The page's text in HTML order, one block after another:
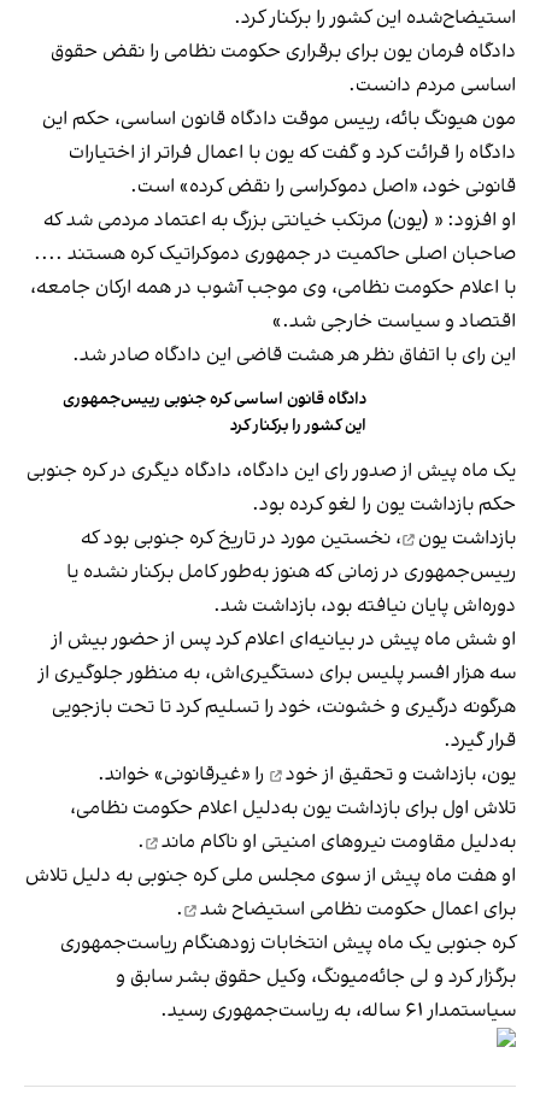
استیضاح‌شده این کشور را برکنار کرد.
دادگاه فرمان یون برای برقراری حکومت نظامی را نقض حقوق
اساسی مردم دانست.
مون هیونگ بائه، رییس موقت دادگاه قانون اساسی، حکم این
دادگاه را قرائت کرد و گفت که یون با اعمال فراتر از اختیارات
قانونی خود، «اصل دموکراسی را نقض کرده» است.
او افزود: « (یون) مرتکب خیانتی بزرگ به اعتماد مردمی شد که
صاحبان اصلی حاکمیت در جمهوری دموکراتیک کره هستند ....
با اعلام حکومت نظامی، وی موجب آشوب در همه ارکان جامعه،
اقتصاد و سیاست خارجی شد.»
این رای با اتفاق‌ نظر هر هشت قاضی این دادگاه صادر شد.
دادگاه قانون اساسی کره جنوبی رییس‌جمهوری
این کشور را برکنار کرد
یک ماه پیش از صدور رای این دادگاه، دادگاه دیگری در کره جنوبی
حکم بازداشت یون را لغو کرده بود.
بازداشت یون
، نخستین مورد در تاریخ کره جنوبی بود که
رییس‌جمهوری در زمانی که هنوز به‌طور کامل برکنار نشده یا
دوره‌اش پایان نیافته بود، بازداشت شد.
او شش ماه پیش در بیانیه‌ای اعلام کرد پس از حضور بیش از
سه هزار افسر پلیس برای دستگیری‌اش، به منظور جلوگیری از
هرگونه درگیری و خشونت، خود را تسلیم کرد تا تحت بازجویی
قرار گیرد.
یون، بازداشت و تحقیق از خود
را «غیرقانونی» خواند.
تلاش اول برای بازداشت یون به‌دلیل اعلام حکومت نظامی،
به‌دلیل مقاومت نیروهای امنیتی اوناکام ماند
.
او هفت ماه پیش از سوی مجلس ملی کره جنوبی به دلیل تلاش
برای اعمال حکومت نظامی استیضاح شد
.
کره جنوبی یک ماه پیش انتخابات زودهنگام ریاست‌جمهوری
برگزار کرد و لی جائه‌میونگ، وکیل حقوق بشر سابق و
سیاستمدار ۶۱ ساله، به ریاست‌جمهوری رسید.